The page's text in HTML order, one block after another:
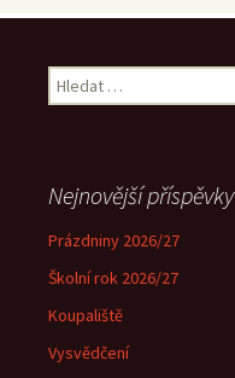
Vyhledávání
Nejnovější příspěvky
Prázdniny 2026/27
Školní rok 2026/27
Koupaliště
Vysvědčení